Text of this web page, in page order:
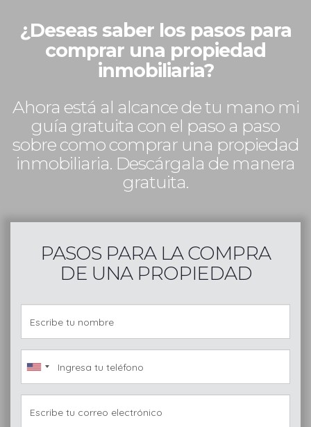
¿Deseas saber los pasos para
comprar una propiedad
inmobiliaria?
Ahora está al alcance de tu mano mi
guía gratuita con el paso a paso
sobre como comprar una propiedad
inmobiliaria. Descárgala de manera
gratuita.
PASOS PARA LA COMPRA
DE UNA PROPIEDAD